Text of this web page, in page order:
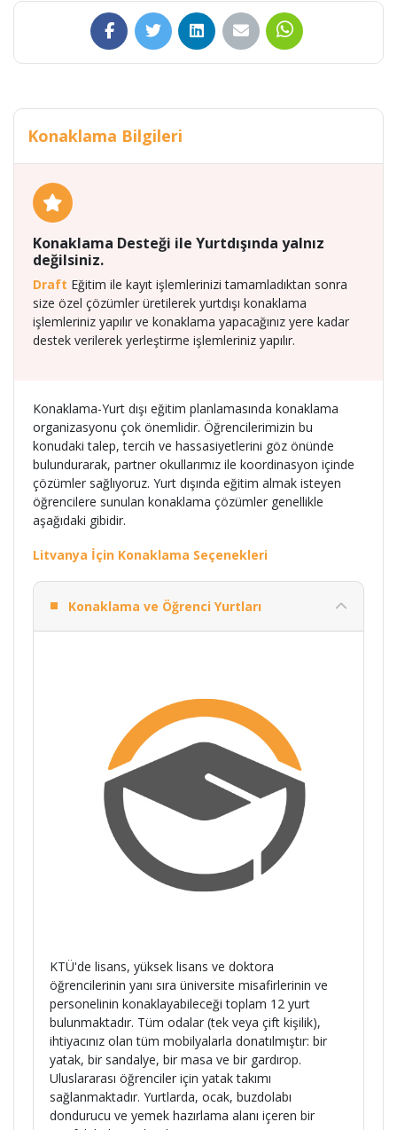
Konaklama Bilgileri
Konaklama Desteği ile Yurtdışında yalnız
değilsiniz.
Draft Eğitim ile kayıt işlemlerinizi tamamladıktan sonra
size özel çözümler üretilerek yurtdışı konaklama
işlemleriniz yapılır ve konaklama yapacağınız yere kadar
destek verilerek yerleştirme işlemleriniz yapılır.
Konaklama-Yurt dışı eğitim planlamasında konaklama
organizasyonu çok önemlidir. Öğrencilerimizin bu
konudaki talep, tercih ve hassasiyetlerini göz önünde
bulundurarak, partner okullarımız ile koordinasyon içinde
çözümler sağlıyoruz. Yurt dışında eğitim almak isteyen
öğrencilere sunulan konaklama çözümler genellikle
aşağıdaki gibidir.
Litvanya İçin Konaklama Seçenekleri
Konaklama ve Öğrenci Yurtları
KTÜ'de lisans, yüksek lisans ve doktora
öğrencilerinin yanı sıra üniversite misafirlerinin ve
personelinin konaklayabileceği toplam 12 yurt
bulunmaktadır. Tüm odalar (tek veya çift kişilik),
ihtiyacınız olan tüm mobilyalarla donatılmıştır: bir
yatak, bir sandalye, bir masa ve bir gardırop.
Uluslararası öğrenciler için yatak takımı
sağlanmaktadır. Yurtlarda, ocak, buzdolabı
dondurucu ve yemek hazırlama alanı içeren bir